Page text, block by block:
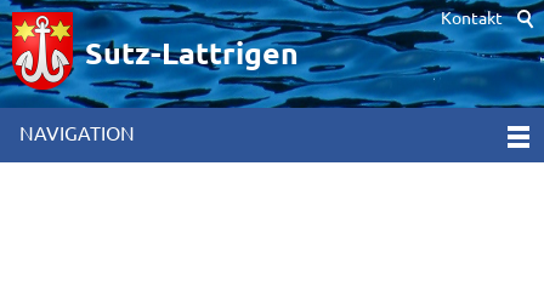
Hinweis zur Verwendung von Cookies. Um unsere Webseite für Sie
optimal zu gestalten und fortlaufend verbessern zu können,
verwenden wir Cookies. Durch die weitere Nutzung der Webseite
stimmen Sie der Verwendung von Cookies zu. Weitere
Sutz-Lattrigen
Kontakt
NAVIGATION